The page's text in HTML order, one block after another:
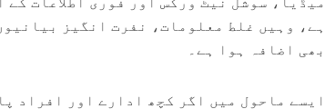
ہے، وہیں غلط معلومات، نفرت انگیز
بھی اضافہ ہوا ہے۔
ایسے ماحول میں اگر کچھ ادارے اور افراد